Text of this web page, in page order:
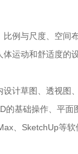
比例与尺度、空间
体运动和舒适度的
计草图、透视图
的基础操作、平面
、SketchUp等